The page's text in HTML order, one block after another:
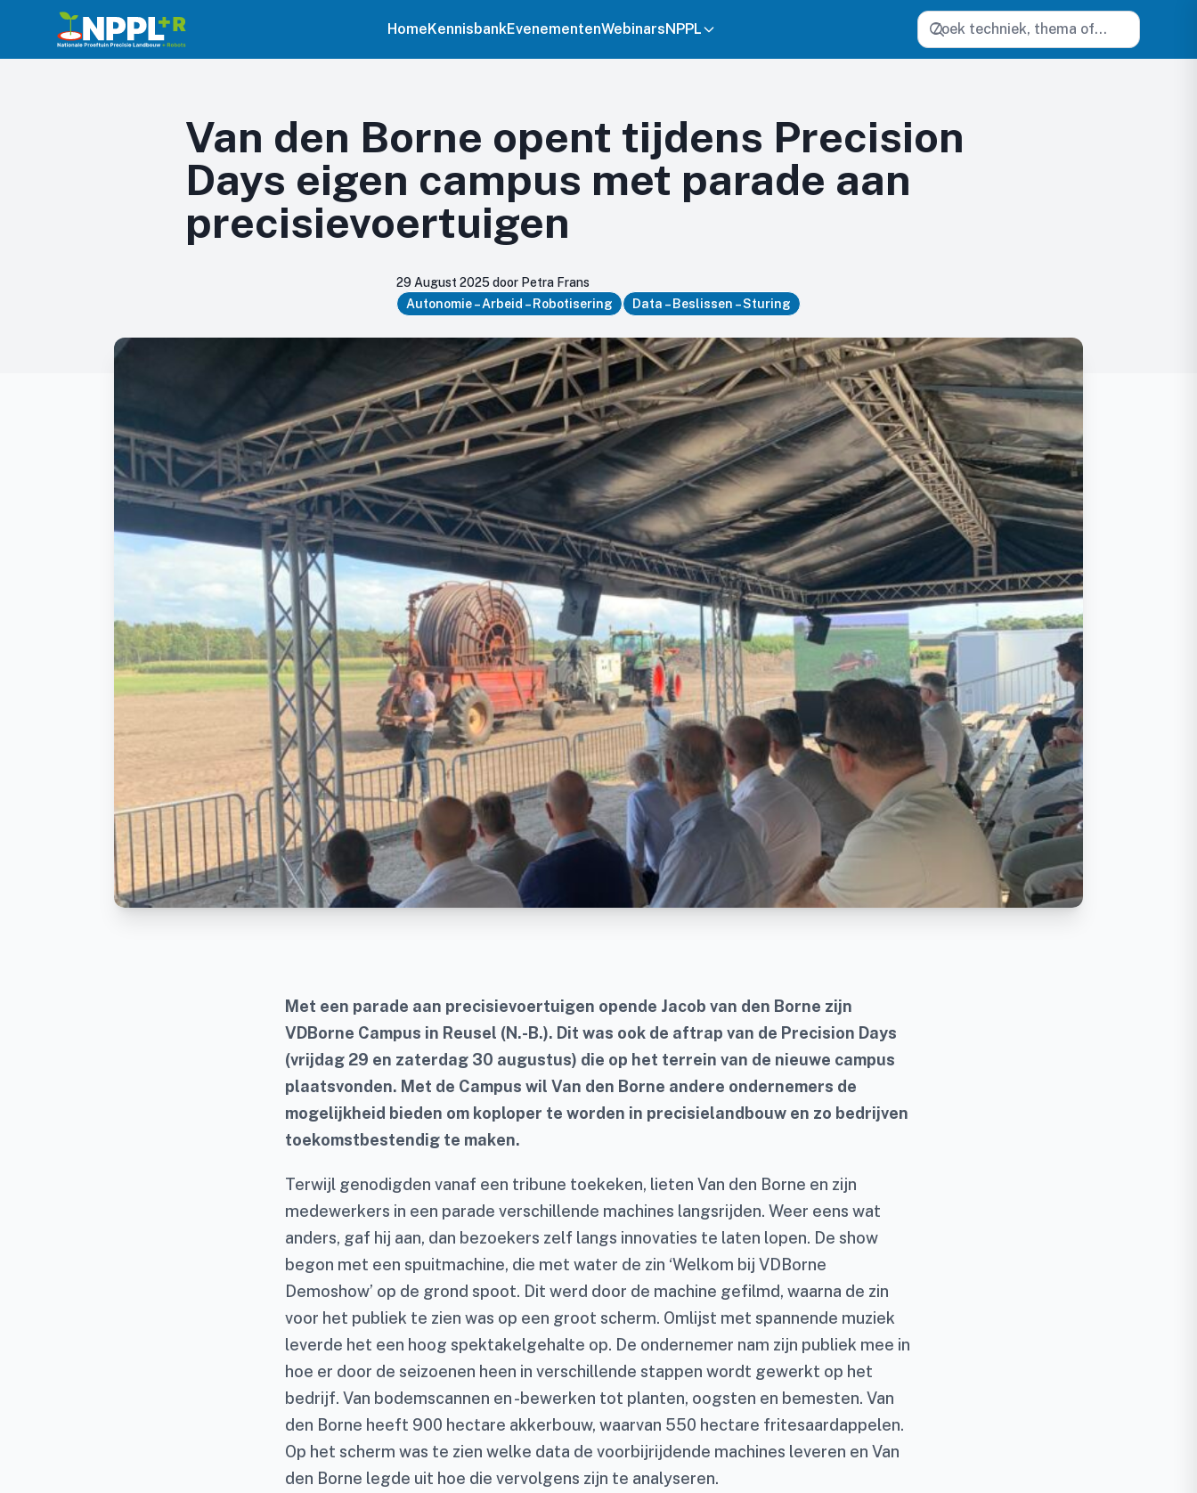
HomeKennisbankEvenementenWebinarsNPPL Zoeken
Van den Borne opent tijdens Precision
Days eigen campus met parade aan
precisievoertuigen
29 August 2025 door Petra Frans
Autonomie – Arbeid – Robotisering
Data – Beslissen – Sturing
Met een parade aan precisievoertuigen opende Jacob van den Borne zijn
VDBorne Campus in Reusel (N.-B.). Dit was ook de aftrap van de Precision Days
(vrijdag 29 en zaterdag 30 augustus) die op het terrein van de nieuwe campus
plaatsvonden. Met de Campus wil Van den Borne andere ondernemers de
mogelijkheid bieden om koploper te worden in precisielandbouw en zo bedrijven
toekomstbestendig te maken.
Terwijl genodigden vanaf een tribune toekeken, lieten Van den Borne en zijn
medewerkers in een parade verschillende machines langsrijden. Weer eens wat
anders, gaf hij aan, dan bezoekers zelf langs innovaties te laten lopen. De show
begon met een spuitmachine, die met water de zin ‘Welkom bij VDBorne
Demoshow’ op de grond spoot. Dit werd door de machine gefilmd, waarna de zin
voor het publiek te zien was op een groot scherm. Omlijst met spannende muziek
leverde het een hoog spektakelgehalte op. De ondernemer nam zijn publiek mee in
hoe er door de seizoenen heen in verschillende stappen wordt gewerkt op het
bedrijf. Van bodemscannen en -bewerken tot planten, oogsten en bemesten. Van
den Borne heeft 900 hectare akkerbouw, waarvan 550 hectare fritesaardappelen.
Op het scherm was te zien welke data de voorbijrijdende machines leveren en Van
den Borne legde uit hoe die vervolgens zijn te analyseren.